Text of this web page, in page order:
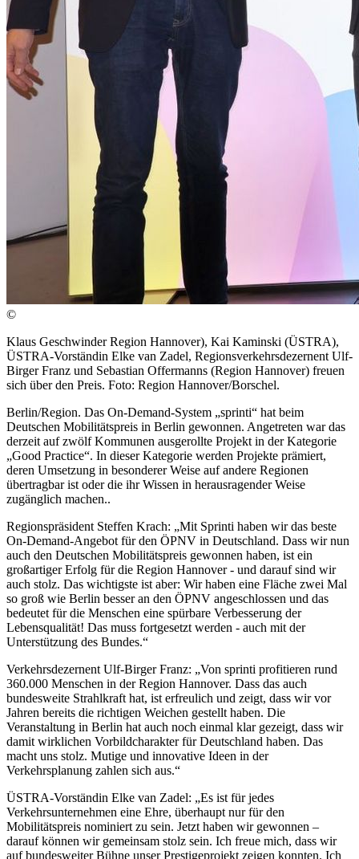
©
Klaus Geschwinder Region Hannover), Kai Kaminski (ÜSTRA),
ÜSTRA-Vorständin Elke van Zadel, Regionsverkehrsdezernent Ulf-
Birger Franz und Sebastian Offermanns (Region Hannover) freuen
sich über den Preis. Foto: Region Hannover/Borschel.
Berlin/Region. Das On-Demand-System „sprinti“ hat beim
Deutschen Mobilitätspreis in Berlin gewonnen. Angetreten war das
derzeit auf zwölf Kommunen ausgerollte Projekt in der Kategorie
„Good Practice“. In dieser Kategorie werden Projekte prämiert,
deren Umsetzung in besonderer Weise auf andere Regionen
übertragbar ist oder die ihr Wissen in herausragender Weise
zugänglich machen..
Regionspräsident Steffen Krach: „Mit Sprinti haben wir das beste
On-Demand-Angebot für den ÖPNV in Deutschland. Dass wir nun
auch den Deutschen Mobilitätspreis gewonnen haben, ist ein
großartiger Erfolg für die Region Hannover - und darauf sind wir
auch stolz. Das wichtigste ist aber: Wir haben eine Fläche zwei Mal
so groß wie Berlin besser an den ÖPNV angeschlossen und das
bedeutet für die Menschen eine spürbare Verbesserung der
Lebensqualität! Das muss fortgesetzt werden - auch mit der
Unterstützung des Bundes.“
Verkehrsdezernent Ulf-Birger Franz: „Von sprinti profitieren rund
360.000 Menschen in der Region Hannover. Dass das auch
bundesweite Strahlkraft hat, ist erfreulich und zeigt, dass wir vor
Jahren bereits die richtigen Weichen gestellt haben. Die
Veranstaltung in Berlin hat auch noch einmal klar gezeigt, dass wir
damit wirklichen Vorbildcharakter für Deutschland haben. Das
macht uns stolz. Mutige und innovative Ideen in der
Verkehrsplanung zahlen sich aus.“
ÜSTRA-Vorständin Elke van Zadel: „Es ist für jedes
Verkehrsunternehmen eine Ehre, überhaupt nur für den
Mobilitätspreis nominiert zu sein. Jetzt haben wir gewonnen –
darauf können wir gemeinsam stolz sein. Ich freue mich, dass wir
auf bundesweiter Bühne unser Prestigeprojekt zeigen konnten. Ich